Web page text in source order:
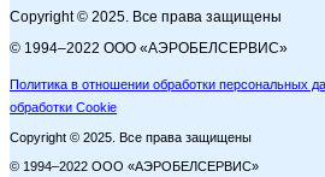
Copyright © 2025. Все права защищены
© 1994–2022 ООО «АЭРОБЕЛСЕРВИС»
Политика в отношении обработки персональных
обработки Cookie
Copyright © 2025. Все права защищены
© 1994–2022 ООО «АЭРОБЕЛСЕРВИС»